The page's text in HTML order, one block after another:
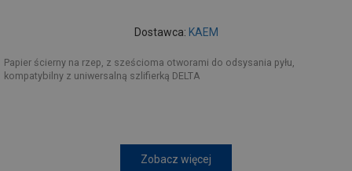
Dostawca: KAEM
Papier ścierny na rzep, z sześcioma otworami do odsysania pyłu,
kompatybilny z uniwersalną szlifierką DELTA
Zobacz więcej